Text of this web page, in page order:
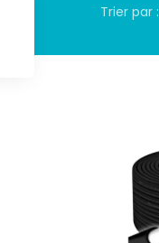
Trier par :